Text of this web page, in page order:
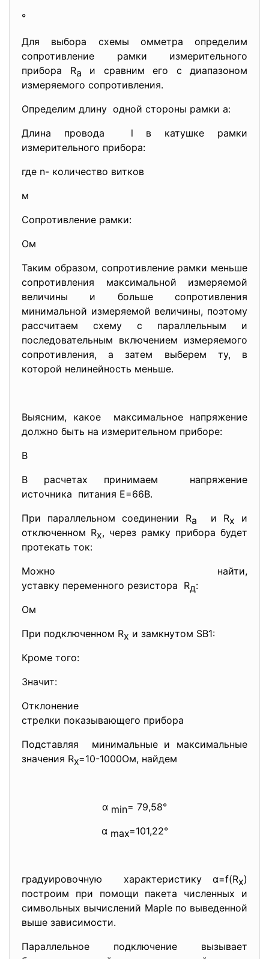
°
Для выбора схемы омметра определим
сопротивление рамки измерительного
прибора Ra и сравним его с диапазоном
измеряемого сопротивления.
Определим длину одной стороны рамки а:
Длина провода l в катушке рамки
измерительного прибора:
где n- количество витков
м
Сопротивление рамки:
Ом
Таким образом, сопротивление рамки меньше
сопротивления максимальной измеряемой
величины и больше сопротивления
минимальной измеряемой величины, поэтому
рассчитаем схему с параллельным и
последовательным включением измеряемого
сопротивления, а затем выберем ту, в
которой нелинейность меньше.
Выясним, какое максимальное напряжение
должно быть на измерительном приборе:
В
В расчетах принимаем напряжение
источника питания Е=66В.
При параллельном соединении Ra и Rx и
отключенном Rx, через рамку прибора будет
протекать ток:
Можно найти,
уставку переменного резистора Rд:
Ом
При подключенном Rx и замкнутом SB1:
Кроме того:
Значит:
Отклонение
стрелки показывающего прибора
Подставляя минимальные и максимальные
значения Rx=10-1000Ом, найдем
α min= 79,58°
α max=101,22°
градуировочную характеристику α=f(Rx)
построим при помощи пакета численных и
символьных вычислений Maple по выведенной
выше зависимости.
Параллельное подключение вызывает